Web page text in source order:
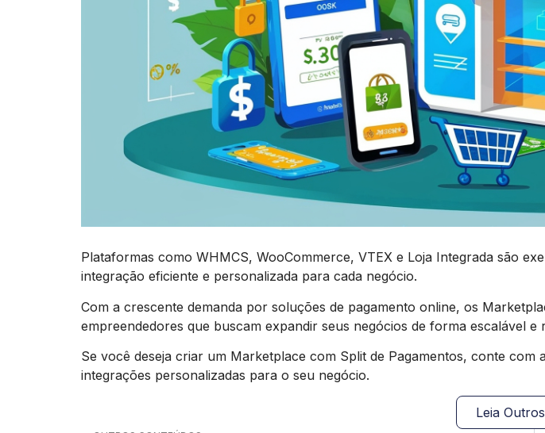
Plataformas como WHMCS, WooCommerce, VTEX e Loja Integrada são
integração eficiente e personalizada para cada negócio.
Com a crescente demanda por soluções de pagamento online, os
empreendedores que buscam expandir seus negócios de forma escalável e
Se você deseja criar um Marketplace com Split de Pagamentos, conte
integrações personalizadas para o seu negócio.
Leia